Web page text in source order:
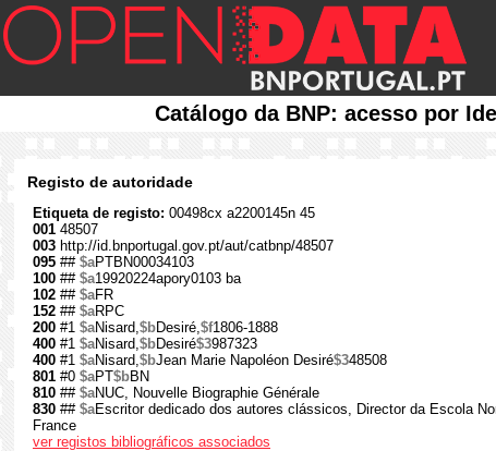
Catálogo da BNP: acesso por
Registo de autoridade
Etiqueta de registo: 00498cx a2200145n 45
001 48507
003 http://id.bnportugal.gov.pt/aut/catbnp/48507
095 ## $aPTBN00034103
100 ## $a19920224apory0103 ba
102 ## $aFR
152 ## $aRPC
200 #1 $aNisard,$bDesiré,$f1806-1888
400 #1 $aNisard,$bDesiré$3987323
400 #1 $aNisard,$bJean Marie Napoléon Desiré$348508
801 #0 $aPT$bBN
810 ## $aNUC, Nouvelle Biographie Générale
830 ## $aEscritor dedicado dos autores clássicos, Director da Escola
France
ver registos bibliográficos associados